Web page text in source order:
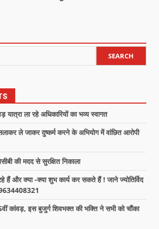
SEARCH
यात्रा ला रहे अधिकारियों का भव्य स्वागत
ले जाकर दुष्कर्म करने के अभियोग में वांछित आरोपी
की मदद से सुरक्षित निकाला
हैं और क्या -क्या शुभ कार्य कर सकते हैं ! जाने ज्योतिर्विद
कांवड़, इस बुजुर्ग शिवभक्त की भक्ति ने सभी को चौंका